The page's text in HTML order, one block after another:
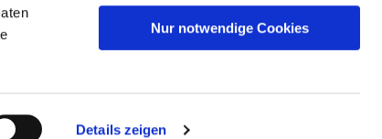
Details zeigen
Nur notwendige Cookies